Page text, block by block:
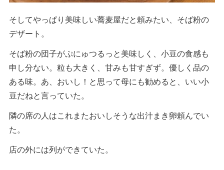
そしてやっぱり美味しい蕎麦屋だと頼みたい、そば粉の
デザート。
そば粉の団子がぷにゅつるっと美味しく、小豆の食感も
申し分ない。粒も大きく、甘みも甘すぎず。優しく品の
ある味。あ、おいし！と思って母にも勧めると、いい小
豆だねと言っていた。
隣の席の人はこれまたおいしそうな出汁まき卵頼んでい
た。
店の外には列ができていた。